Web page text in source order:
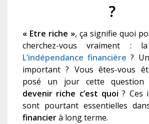
?
« Etre riche », ça signifie quoi
cherchez-vous vraiment :
L’indépendance financière ? Un
important ? Vous êtes-vous
posé un jour cette
devenir riche c’est quoi ? Ces
sont pourtant essentielles
financierà long terme.